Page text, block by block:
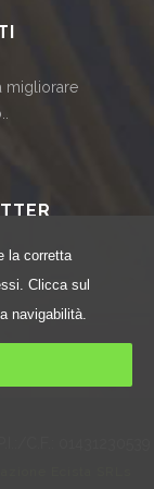
migliorare
la corretta
Clicca sul
navigabilità.